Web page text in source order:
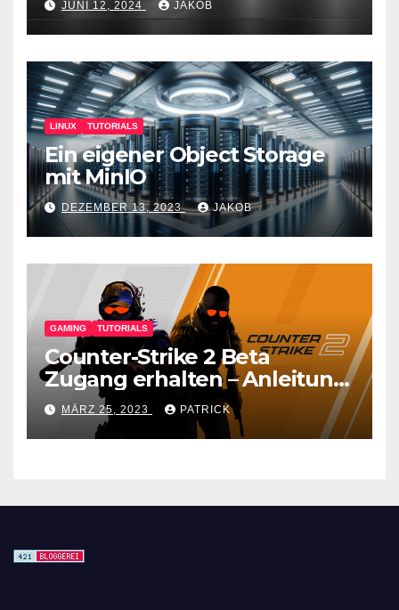
JUNI 12, 2024 JAKOB
LINUX TUTORIALS
Ein eigener Object Storage
mit MinIO
DEZEMBER 13, 2023 JAKOB
GAMING TUTORIALS
Counter-Strike 2 Beta
Zugang erhalten – Anleitung
für den CS GO Nachfolger
MÄRZ 25, 2023 PATRICK